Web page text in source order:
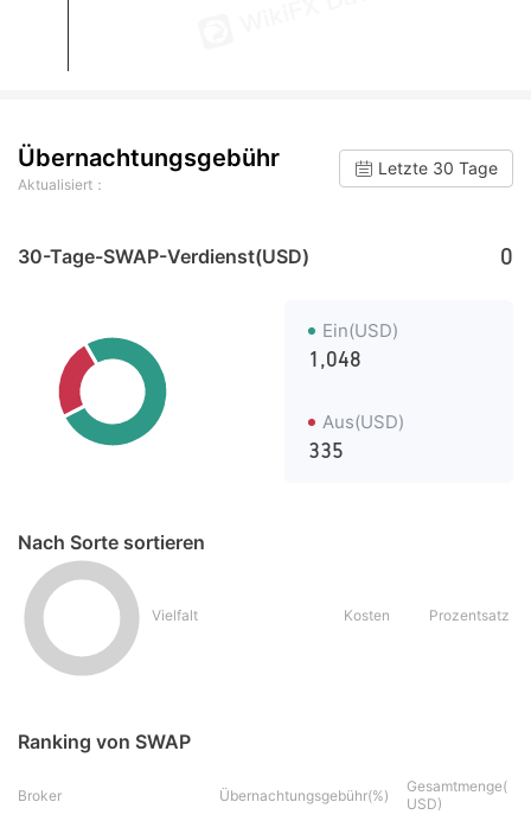
Übernachtungsgebühr
Aktualisiert：
Letzte 30 Tage
30-Tage-SWAP-Verdienst(USD) 0
Ein(USD)
1,048
Aus(USD)
335
Nach Sorte sortieren
Vielfalt Kosten Prozentsatz
Ranking von SWAP
Broker Übernachtungsgebühr(%)
Gesamtmenge(
USD)